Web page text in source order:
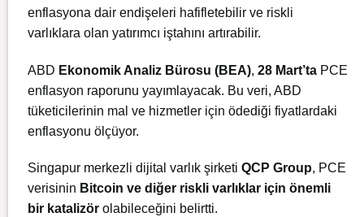
enflasyona dair endişeleri hafifletebilir ve riskli
varlıklara olan yatırımcı iştahını artırabilir.
ABD Ekonomik Analiz Bürosu (BEA), 28 Mart’ta PCE
enflasyon raporunu yayımlayacak. Bu veri, ABD
tüketicilerinin mal ve hizmetler için ödediği fiyatlardaki
enflasyonu ölçüyor.
Singapur merkezli dijital varlık şirketi QCP Group, PCE
verisinin Bitcoin ve diğer riskli varlıklar için önemli
bir katalizör olabileceğini belirtti.